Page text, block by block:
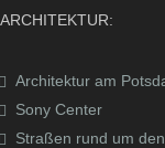
ARCHITEKTUR:
Architektur am
Sony Center
Straßen rund um